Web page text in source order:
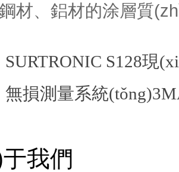
材、鋁材的涂層質
SURTRONIC S128現
無損測量系統
我們